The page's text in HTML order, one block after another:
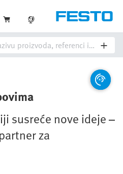
susreće nove ideje –
za